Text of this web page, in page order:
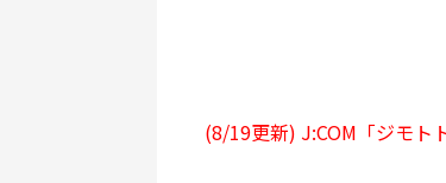
(8/19更新) J:COM「ジモト